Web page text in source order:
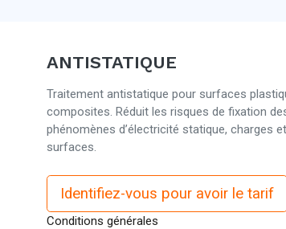
ANTISTATIQUE
Traitement antistatique pour surfaces
composites. Réduit les risques de fixation
phénomènes d’électricité statique, charges
surfaces.
Identifiez-vous pour avoir le tarif
Conditions générales